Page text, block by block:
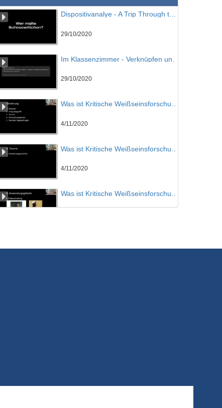
29/10/2020
29/10/2020
4/11/2020
4/11/2020